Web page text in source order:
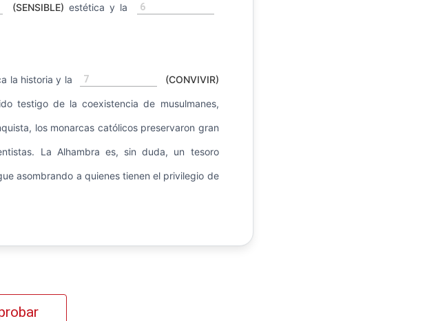
(SENSIBLE) estética y la 6
la historia y la 7 (CONVIVIR)
testigo de la coexistencia de musulmanes,
los monarcas católicos preservaron gran
La Alhambra es, sin duda, un tesoro
asombrando a quienes tienen el privilegio de